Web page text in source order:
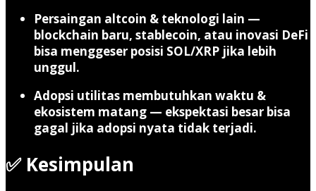
Persaingan altcoin & teknologi lain —
blockchain baru, stablecoin, atau inovasi DeFi
bisa menggeser posisi SOL/XRP jika lebih
unggul.
Adopsi utilitas membutuhkan waktu &
ekosistem matang — ekspektasi besar bisa
gagal jika adopsi nyata tidak terjadi.
✅ Kesimpulan